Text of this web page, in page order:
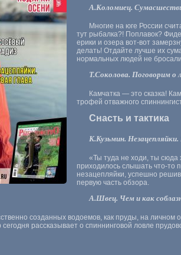
А.Коломиец.
Многие на юге России
тут рыбалка?! Поплавок?
ерики и озера вот-вот
делать! Отдайте лучше их
нормальных людей не
Т.Соколова. Поговорим
Камчатка — это сказка!
трофей отважного
Снасть и тактика
К.Кузьмин. Незацепляйки.
«Ты туда не ходи, ты сюда
приходилось слышать что-то
незацепляйки, успешно
первую часть обзора.
А.Швец. Чем и как
созданных водоемов, как пруды, на
рассказывает о спиннинговой ловле